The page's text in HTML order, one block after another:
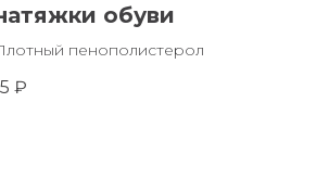
обуви
пенополистерол
₽